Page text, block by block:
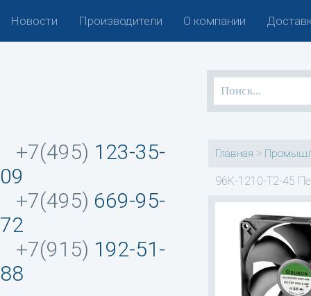
Новости Производители О компании
+7(495) 123-35-
09
+7(495) 669-95-
72
+7(915) 192-51-
88
Главная >
96K-1210-T2-45